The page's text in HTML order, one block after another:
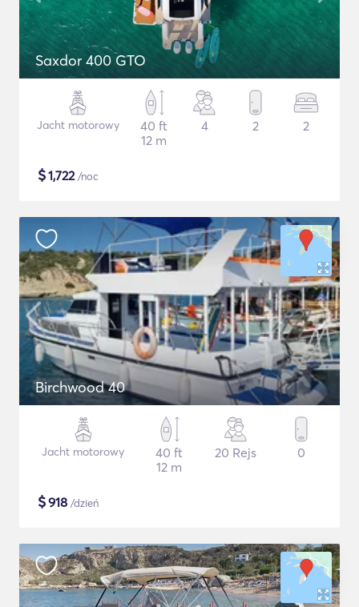
Saxdor 400 GTO
Jacht motorowy
40 ft
12 m
4 2 2
$1,722/noc
Birchwood 40
Jacht motorowy
40 ft
12 m
20 Rejs 0
$918 /dzień